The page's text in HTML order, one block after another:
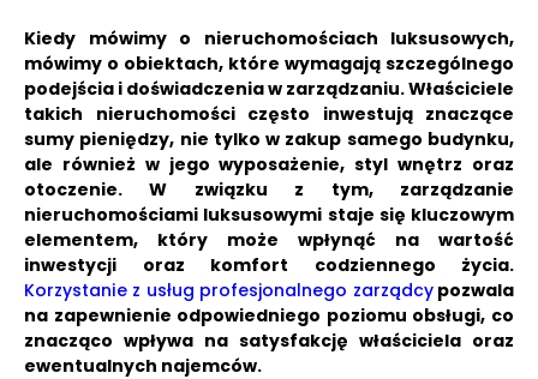
Kiedy mówimy o nieruchomościach luksusowych,
mówimy o obiektach, które wymagają szczególnego
podejścia i doświadczenia w zarządzaniu.Właściciele
takich nieruchomości często inwestują znaczące
sumy pieniędzy, nie tylko w zakup samego budynku,
ale również w jego wyposażenie, styl wnętrz oraz
otoczenie. W związku z tym, zarządzanie
nieruchomościami luksusowymi staje się kluczowym
elementem, który może wpłynąć na wartość
inwestycji oraz komfort codziennego życia.
Korzystanie z usług profesjonalnego zarządcypozwala
na zapewnienie odpowiedniego poziomu obsługi, co
znacząco wpływa na satysfakcję właściciela oraz
ewentualnych najemców.